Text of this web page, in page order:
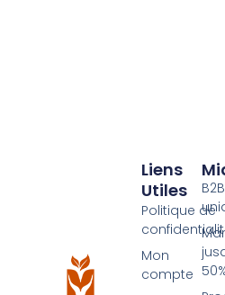
B2B
Liens
Utiles
Politique de
Mon
compte